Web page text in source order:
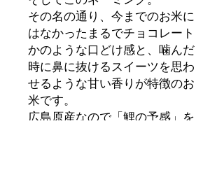
その名の通り、今までのお米に
はなかったまるでチョコレート
かのような口どけ感と、噛んだ
時に鼻に抜けるスイーツを思わ
せるような甘い香りが特徴のお
米です。
広島原産なので「鯉の予感」を